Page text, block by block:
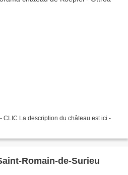
CLIC La description du château est ici -
Romain-de-Surieu